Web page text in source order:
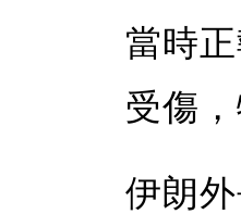
當時
受傷
伊朗